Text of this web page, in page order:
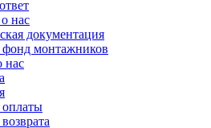
нас
документация
фонд монтажников
нас
оплаты